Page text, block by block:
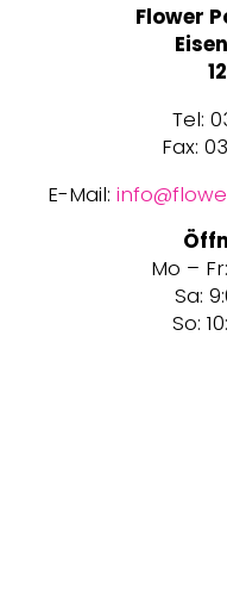
Flower
Tel:
Fax:
E-Mail:
Mo –
Sa:
So: